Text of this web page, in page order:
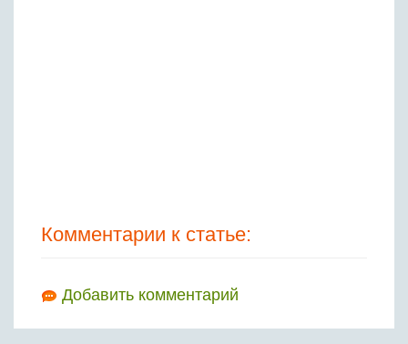
Комментарии к статье:
Добавить комментарий